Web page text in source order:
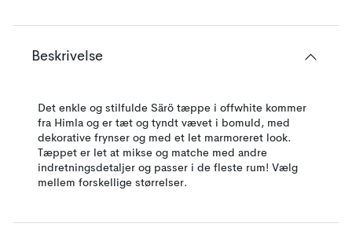
Beskrivelse
Det enkle og stilfulde Särö tæppe i offwhite kommer
fra Himla og er tæt og tyndt vævet i bomuld, med
dekorative frynser og med et let marmoreret look.
Tæppet er let at mikse og matche med andre
indretningsdetaljer og passer i de fleste rum! Vælg
mellem forskellige størrelser.